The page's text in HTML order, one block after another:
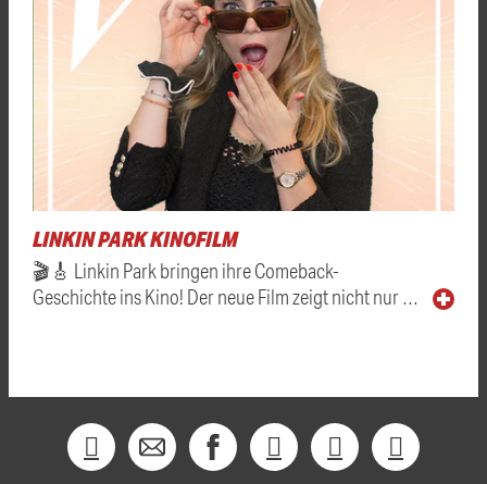
LINKIN PARK KINOFILM
🎬🎸 Linkin Park bringen ihre Comeback-
Geschichte ins Kino! Der neue Film zeigt nicht nur …